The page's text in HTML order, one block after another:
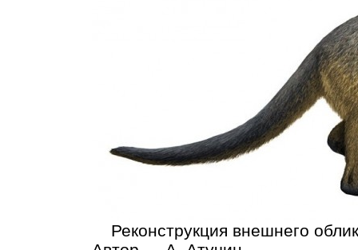
Реконструкция внешнего